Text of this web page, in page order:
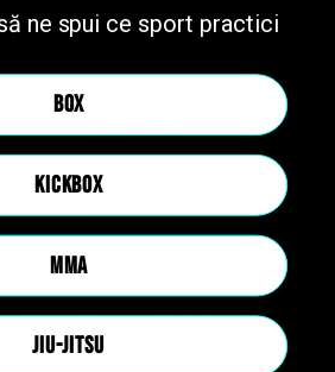
ne spui ce sport practici
BOX
KICKBOX
MMA
JIU-JITSU